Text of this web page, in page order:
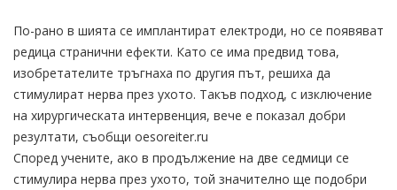
По-рано в шията се имплантират електроди, но се появяват
редица странични ефекти. Като се има предвид това,
изобретателите тръгнаха по другия път, решиха да
стимулират нерва през ухото. Такъв подход, с изключение
на хирургическата интервенция, вече е показал добри
резултати, съобщи оesoreiter.ru
Според учените, ако в продължение на две седмици се
стимулира нерва през ухото, той значително ще подобри